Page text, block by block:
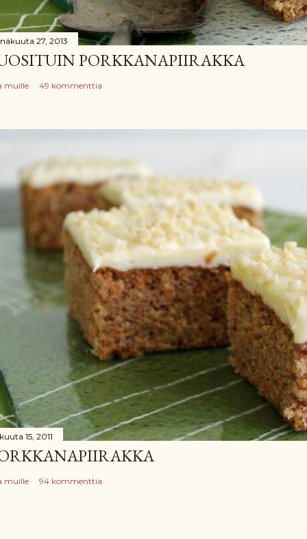
27, 2013
PORKKANAPIIRAKKA
muille 49 kommenttia
15, 2011
muille 94 kommenttia